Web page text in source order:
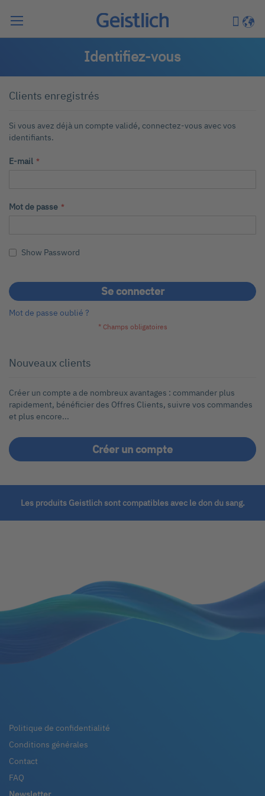
Mon
Identifiez-vous
Clients enregistrés
Si vous avez déjà un compte validé, connectez-vous avec vos
identifiants.
E-mail
Mot de passe
Show Password
Se connecter
Mot de passe oublié ?
Nouveaux clients
Créer un compte a de nombreux avantages : commander plus
rapidement, bénéficier des Offres Clients, suivre vos commandes
et plus encore...
Créer un compte
Les produits Geistlich sont compatibles avec le don du sang.
Politique de confidentialité
Conditions générales
Contact
FAQ